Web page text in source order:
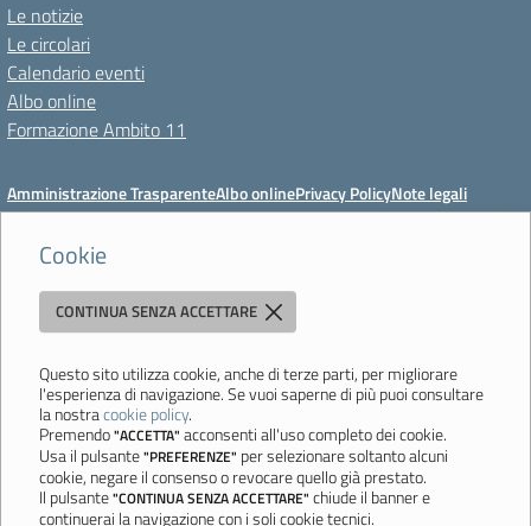
Cookie
CONTINUA SENZA ACCETTARE
Questo sito utilizza cookie, anche di terze parti, per migliorare
l'esperienza di navigazione. Se vuoi saperne di più puoi consultare
la nostracookie policy.
Premendo"ACCETTA" acconsenti all'uso completo dei cookie.
Usa il pulsante"PREFERENZE" per selezionare soltanto alcuni
cookie, negare il consenso o revocare quello già prestato.
Il pulsante"CONTINUA SENZA ACCETTARE" chiude il banner e
continuerai la navigazione con i soli cookie tecnici.
Le notizie
Le circolari
Calendario eventi
Albo online
Formazione Ambito 11
Amministrazione TrasparenteAlbo onlinePrivacy PolicyNote legali
Meccanismo di feedbackDichiarazioni di accessibilitàPreferenze cookie
Istituto di Istruzione Superiore 'Primo Levi'
764354 - Email:mois00200c@istruzione.it- PEC:
mois00200c@pec.istruzione.it
Codice meccanografico: mois00200c - C.F. 94058180368
Ultimo aggiornamento: Lunedì, 3 Agosto 2026 ore 12:05